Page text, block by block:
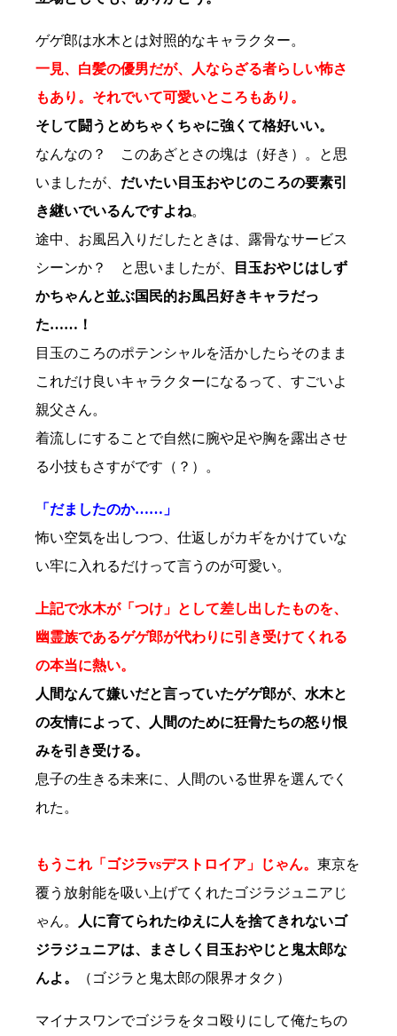
ゲゲ郎は水木とは対照的なキャラクター。
一見、白髪の優男だが、人ならざる者らしい怖さ
もあり。それでいて可愛いところもあり。
そして闘うとめちゃくちゃに強くて格好いい。
なんなの？ このあざとさの塊は（好き）。と思
いましたが、 だいたい目玉おやじのころの要素引
き継いでいるんですよね。
途中、お風呂入りだしたときは、露骨なサービス
シーンか？ と思いましたが、
目玉おやじはしず
かちゃんと並ぶ国民的お風呂好きキャラだっ
た……！
目玉のころのポテンシャルを活かしたらそのまま
これだけ良いキャラクターになるって、すごいよ
親父さん。
着流しにすることで自然に腕や足や胸を露出させ
る小技もさすがです（？）。
「だましたのか……」
怖い空気を出しつつ、仕返しがカギをかけていな
い牢に入れるだけって言うのが可愛い。
上記で水木が「つけ」として差し出したものを、
幽霊族であるゲゲ郎が代わりに引き受けてくれる
の本当に熱い。
人間なんて嫌いだと言っていたゲゲ郎が、水木と
の友情によって、人間のために狂骨たちの怒り恨
みを引き受ける。
息子の生きる未来に、人間のいる世界を選んでく
れた。
もうこれ「ゴジラvsデストロイア」じゃん。東京を
覆う放射能を吸い上げてくれたゴジラジュニアじ
ゃん。
人に育てられたゆえに人を捨てきれないゴ
ジラジュニアは、まさしく目玉おやじと鬼太郎な
んよ。
（ゴジラと鬼太郎の限界オタク）
マイナスワンでゴジラをタコ殴りにして俺たちの